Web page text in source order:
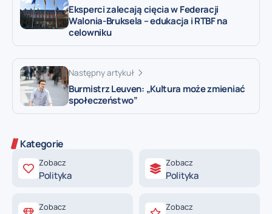
Eksperci zalecają cięcia w Federacji
Walonia-Bruksela – edukacja i RTBF na
celowniku
Następny artykuł
Burmistrz Leuven: „Kultura może zmieniać
społeczeństwo”
Kategorie
Zobacz
Polityka
Zobacz
Polityka
Zobacz Zobacz